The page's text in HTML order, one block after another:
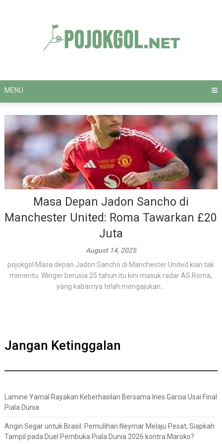
MENU
Masa Depan Jadon Sancho di
Manchester United: Roma Tawarkan £20
Juta
August 14, 2025
pojokgol Masa depan Jadon Sancho di Manchester United kian tak
menentu. Winger berusia 25 tahun itu kini masuk radar AS Roma,
yang kabarnya telah mengajukan...
Jangan Ketinggalan
Lamine Yamal Rayakan Keberhasilan Bersama Ines Garcia Usai Final
Piala Dunia
Angin Segar untuk Brasil: Pemulihan Neymar Melaju Pesat, Siapkah
Tampil pada Duel Pembuka Piala Dunia 2026 kontra Maroko?